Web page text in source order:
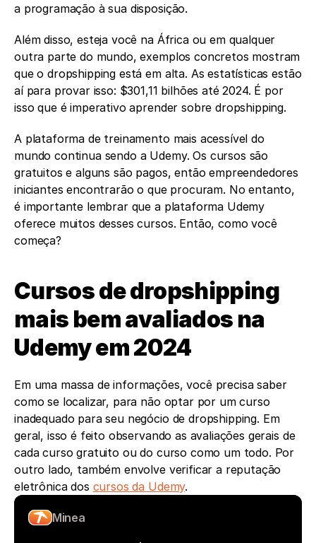
a programação à sua disposição.
Além disso, esteja você na África ou em qualquer
outra parte do mundo, exemplos concretos mostram
que o dropshipping está em alta. As estatísticas estão
aí para provar isso: $301,11 bilhões até 2024. É por
isso que é imperativo aprender sobre dropshipping.
A plataforma de treinamento mais acessível do
mundo continua sendo a Udemy. Os cursos são
gratuitos e alguns são pagos, então empreendedores
iniciantes encontrarão o que procuram. No entanto,
é importante lembrar que a plataforma Udemy
oferece muitos desses cursos. Então, como você
começa?
Cursos de dropshipping
mais bem avaliados na
Udemy em 2024
Em uma massa de informações, você precisa saber
como se localizar, para não optar por um curso
inadequado para seu negócio de dropshipping. Em
geral, isso é feito observando as avaliações gerais de
cada curso gratuito ou do curso como um todo. Por
outro lado, também envolve verificar a reputação
eletrônica dos cursos da Udemy.
Minea